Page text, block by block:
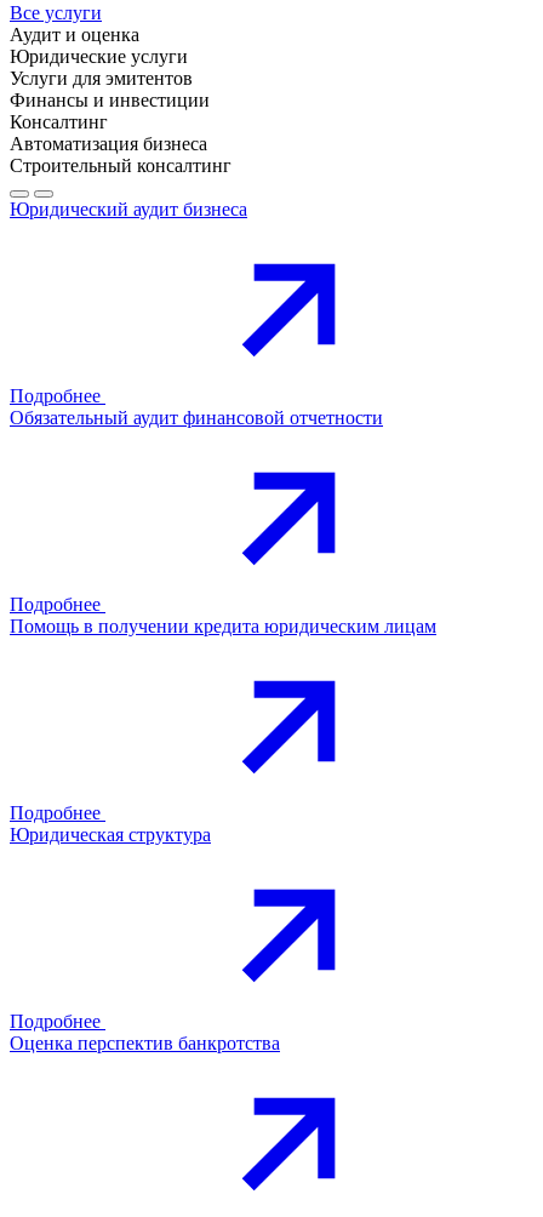
Все услуги
Аудит и оценка
Юридические услуги
Услуги для эмитентов
Финансы и инвестиции
Консалтинг
Автоматизация бизнеса
Строительный консалтинг
Юридический аудит бизнеса
Подробнее
Обязательный аудит финансовой отчетности
Подробнее
Помощь в получении кредита юридическим лицам
Подробнее
Юридическая структура
Подробнее
Оценка перспектив банкротства